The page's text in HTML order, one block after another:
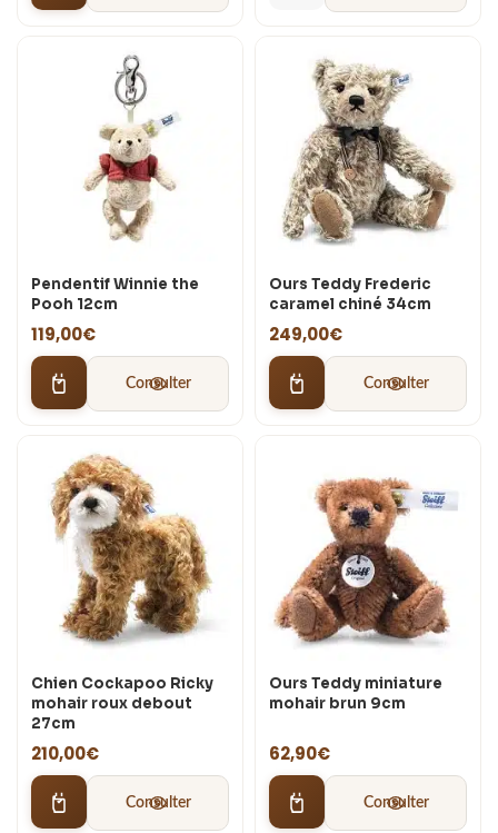
Pendentif Winnie the
Pooh 12cm
119,00€
Consulter
Ours Teddy Frederic
caramel chiné 34cm
249,00€
Consulter
Chien Cockapoo Ricky
mohair roux debout
27cm
210,00€
Consulter
Ours Teddy miniature
mohair brun 9cm
62,90€
Consulter